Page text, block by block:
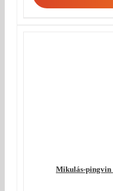
Mikulás-pingvin